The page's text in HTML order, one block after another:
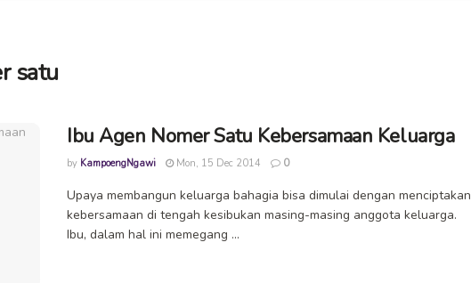
satu
Ibu Agen Nomer Satu Kebersamaan Keluarga
by KampoengNgawi Mon, 15 Dec 2014 0
Upaya membangun keluarga bahagia bisa dimulai dengan menciptakan
kebersamaan di tengah kesibukan masing-masing anggota keluarga.
Ibu, dalam hal ini memegang ...